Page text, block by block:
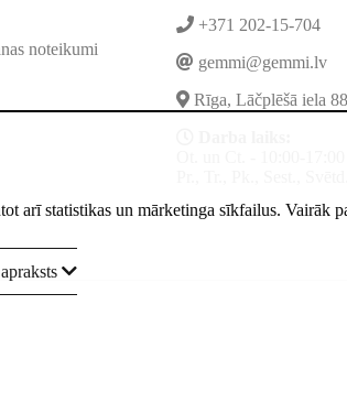
noteikumi
+371 202-15-704
gemmi@gemmi.lv
Rīga, Lāčplēšā iela 88
arī statistikas un mārketinga sīkfailus. Vairāk